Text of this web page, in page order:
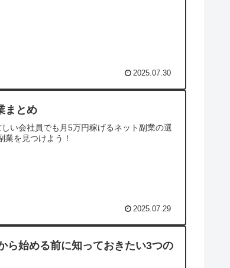
2025.07.30
まとめ
い会社員でも月5万円稼げるネット副業の選
を見つけよう！
2025.07.29
ら始める前に知っておきたい3つの